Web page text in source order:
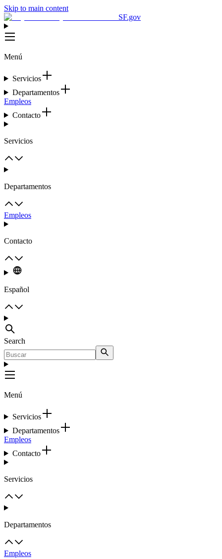
Skip to main content
SF.gov
Menú
Servicios
Departamentos
Empleos
Contacto
Servicios
Departamentos
Empleos
Contacto
Español
Search
Menú
Servicios
Departamentos
Empleos
Contacto
Servicios
Departamentos
Empleos